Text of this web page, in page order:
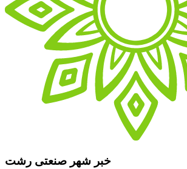
خبر شهر صنعتی رشت